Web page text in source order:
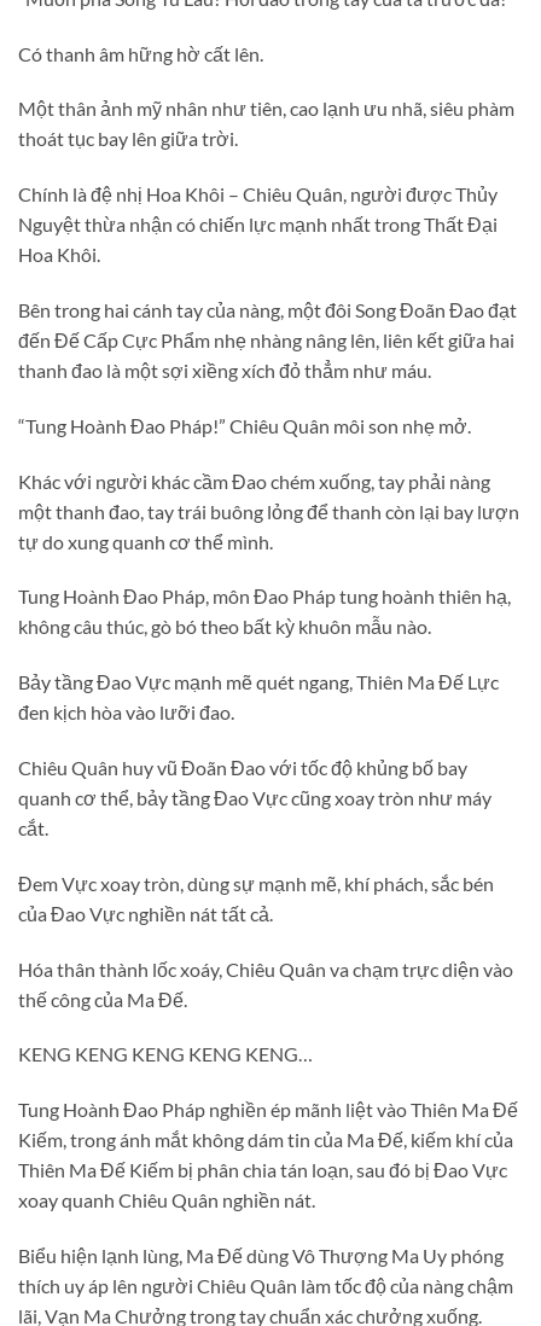
Có thanh âm hững hờ cất lên.
Một thân ảnh mỹ nhân như tiên, cao lạnh ưu nhã, siêu phàm
thoát tục bay lên giữa trời.
Chính là đệ nhị Hoa Khôi – Chiêu Quân, người được Thủy
Nguyệt thừa nhận có chiến lực mạnh nhất trong Thất Đại
Hoa Khôi.
Bên trong hai cánh tay của nàng, một đôi Song Đoãn Đao đạt
đến Đế Cấp Cực Phẩm nhẹ nhàng nâng lên, liên kết giữa hai
thanh đao là một sợi xiềng xích đỏ thẳm như máu.
“Tung Hoành Đao Pháp!” Chiêu Quân môi son nhẹ mở.
Khác với người khác cầm Đao chém xuống, tay phải nàng
một thanh đao, tay trái buông lỏng để thanh còn lại bay lượn
tự do xung quanh cơ thể mình.
Tung Hoành Đao Pháp, môn Đao Pháp tung hoành thiên hạ,
không câu thúc, gò bó theo bất kỳ khuôn mẫu nào.
Bảy tầng Đao Vực mạnh mẽ quét ngang, Thiên Ma Đế Lực
đen kịch hòa vào lưỡi đao.
Chiêu Quân huy vũ Đoãn Đao với tốc độ khủng bố bay
quanh cơ thể, bảy tầng Đao Vực cũng xoay tròn như máy
cắt.
Đem Vực xoay tròn, dùng sự mạnh mẽ, khí phách, sắc bén
của Đao Vực nghiền nát tất cả.
Hóa thân thành lốc xoáy, Chiêu Quân va chạm trực diện vào
thế công của Ma Đế.
KENG KENG KENG KENG KENG…
Tung Hoành Đao Pháp nghiền ép mãnh liệt vào Thiên Ma Đế
Kiếm, trong ánh mắt không dám tin của Ma Đế, kiếm khí của
Thiên Ma Đế Kiếm bị phân chia tán loạn, sau đó bị Đao Vực
xoay quanh Chiêu Quân nghiền nát.
Biểu hiện lạnh lùng, Ma Đế dùng Vô Thượng Ma Uy phóng
thích uy áp lên người Chiêu Quân làm tốc độ của nàng chậm
lãi, Vạn Ma Chưởng trong tay chuẩn xác chưởng xuống.